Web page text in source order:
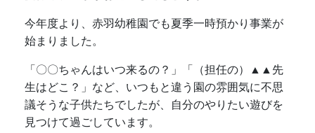
今年度より、赤羽幼稚園でも夏季一時預かり事業が
始まりました。
「〇〇ちゃんはいつ来るの？」「（担任の）▲▲先
生はどこ？」など、いつもと違う園の雰囲気に不思
議そうな子供たちでしたが、自分のやりたい遊びを
見つけて過ごしています。